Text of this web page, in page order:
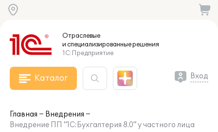
Отраслевые
и специализированныерешения
1С:Предприятие
Каталог Вход
Главная
Внедрения
Внедрение ПП "1C:Бухгалтерия 8.0" у частного лица